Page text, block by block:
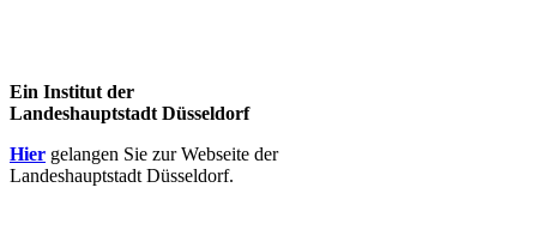
Ein Institut der
Landeshauptstadt Düsseldorf
Hier gelangen Sie zur Webseite der
Landeshauptstadt Düsseldorf.